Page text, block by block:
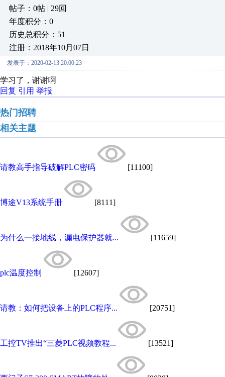
帖子：0帖 | 29回
年度积分：0
历史总积分：51
注册：2018年10月07日
发表于：2020-02-13 20:00:23
学习了，谢谢啊
回复 引用 举报
热门招聘
相关主题
请教高手指导破解PLC密码 [11100]
博途V13系统手册 [8111]
为什么一接地线，漏电保护器就... [11659]
plc温度控制 [12607]
请教：如何把设备上的PLC程序... [20751]
工控TV推出“三菱PLC视频教程... [13521]